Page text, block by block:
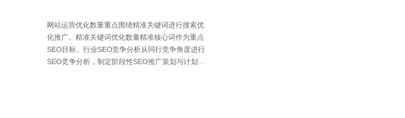
网站运营优化数量重点围绕精准关键词进行搜索优
化推广。精准关键词优化数量精准核心词作为重点
SEO目标。行业SEO竞争分析从同行竞争角度进行
SEO竞争分析，制定阶段性SEO推广策划与计划。